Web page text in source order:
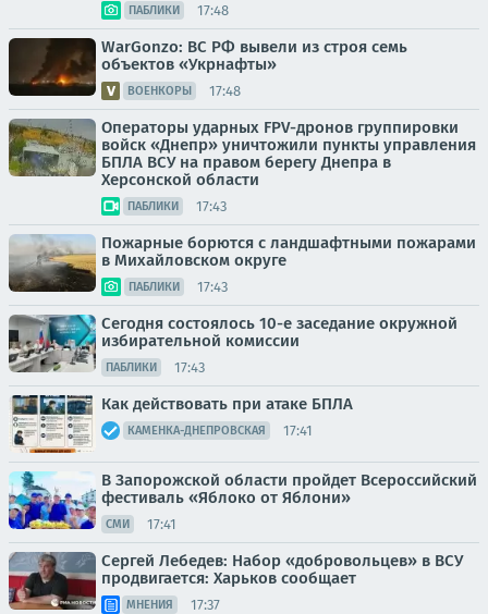
ПАБЛИКИ 17:48
WarGonzo: ВС РФ вывели из строя семь
объектов «Укрнафты»
ВОЕНКОРЫ 17:48
Операторы ударных FPV-дронов группировки
войск «Днепр» уничтожили пункты управления
БПЛА ВСУ на правом берегу Днепра в
Херсонской области
ПАБЛИКИ 17:43
Пожарные борются с ландшафтными пожарами
в Михайловском округе
ПАБЛИКИ 17:43
Сегодня состоялось 10-е заседание окружной
избирательной комиссии
ПАБЛИКИ 17:43
Как действовать при атаке БПЛА
КАМЕНКА-ДНЕПРОВСКАЯ 17:41
В Запорожской области пройдет Всероссийский
фестиваль «Яблоко от Яблони»
СМИ 17:41
Сергей Лебедев: Набор «добровольцев» в ВСУ
продвигается: Харьков сообщает
МНЕНИЯ 17:37